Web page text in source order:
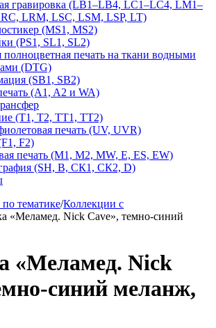
гравировка (LB1–LB4, LC1–LC4, LM1–
LRM, LSC, LSM, LSP, LT)
(MS1, MS2)
(PS1, SL1, SL2)
полноцветная печать на ткани водными
(DTG)
(SB1, SB2)
(A1, A2 и WA)
(Т1, Т2, ТT1, ТT2)
печать (UV, UVR)
F2)
печать (M1, M2, MW, E, ES, EW)
(SH, В, СК1, СК2, D)
тематике/Коллекции с
«Меламед. Nick Cave», темно-синий
«Меламед. Nick
синий меланж,